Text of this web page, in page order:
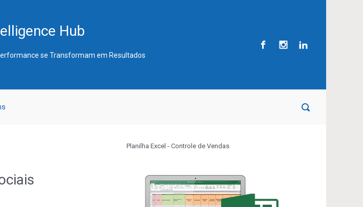
Hub
se Transformam em Resultados
Planilha Excel - Controle de Vendas